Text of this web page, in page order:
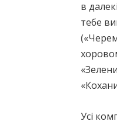
в
тебе
Усі